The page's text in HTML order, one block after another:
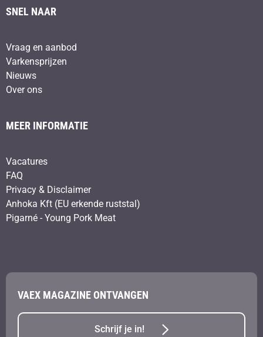
SNEL NAAR
Vraag en aanbod
Varkensprijzen
Nieuws
Over ons
MEER INFORMATIE
Vacatures
FAQ
Privacy & Disclaimer
Anhoka Kft (EU erkende ruststal)
Pigarné - Young Pork Meat
VAEX MAGAZINE ONTVANGEN
Schrijf je in!